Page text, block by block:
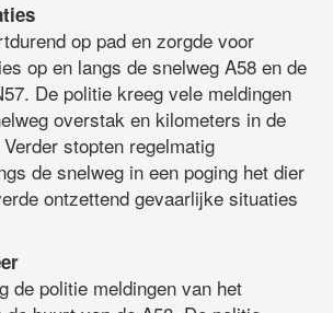
op pad en zorgde voor
op en langs de snelweg A58 en de
De politie kreeg vele meldingen
overstak en kilometers in de
stopten regelmatig
de snelweg in een poging het dier
ontzettend gevaarlijke situaties
de politie meldingen van het